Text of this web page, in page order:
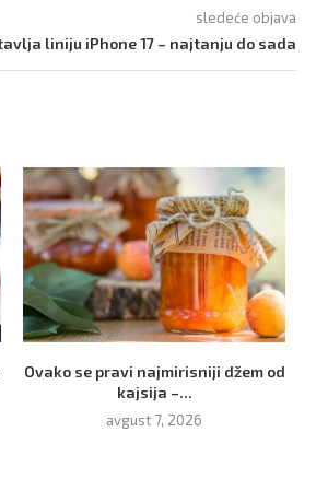
sledeće objava
liniju iPhone 17 – najtanju do sada
Ovako se pravi najmirisniji džem od
kajsija –...
avgust 7, 2026